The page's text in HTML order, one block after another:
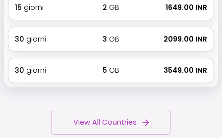
15 giorni 2 GB ₹ 1649.00 INR
30 giorni 3 GB ₹ 2099.00 INR
30 giorni 5 GB ₹ 3549.00 INR
View All Countries